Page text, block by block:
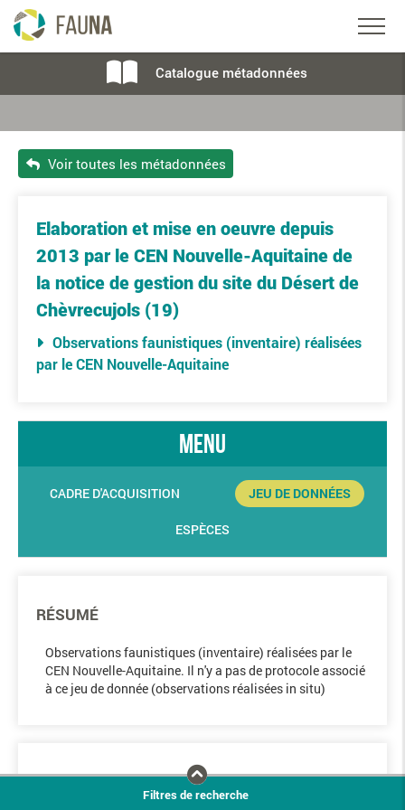
Catalogue métadonnées
Voir toutes les métadonnées
Elaboration et mise en oeuvre depuis
2013 par le CEN Nouvelle-Aquitaine de
la notice de gestion du site du Désert de
Chèvrecujols (19)
Observations faunistiques (inventaire) réalisées
par le CEN Nouvelle-Aquitaine
menu
CADRE D'ACQUISITION JEU DE DONNÉES
ESPÈCES
RÉSUMÉ
Observations faunistiques (inventaire) réalisées par le
CEN Nouvelle-Aquitaine. Il n'y a pas de protocole associé
à ce jeu de donnée (observations réalisées in situ)
COLLECTE DES OBSERVATIONS
Filtres de recherche